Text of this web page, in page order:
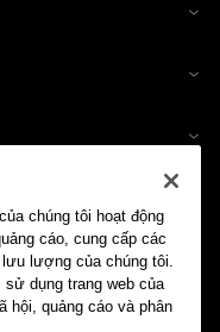
chúng tôi hoạt động
cáo, cung cấp các
lượng của chúng tôi.
dụng trang web của
hội, quảng cáo và phân